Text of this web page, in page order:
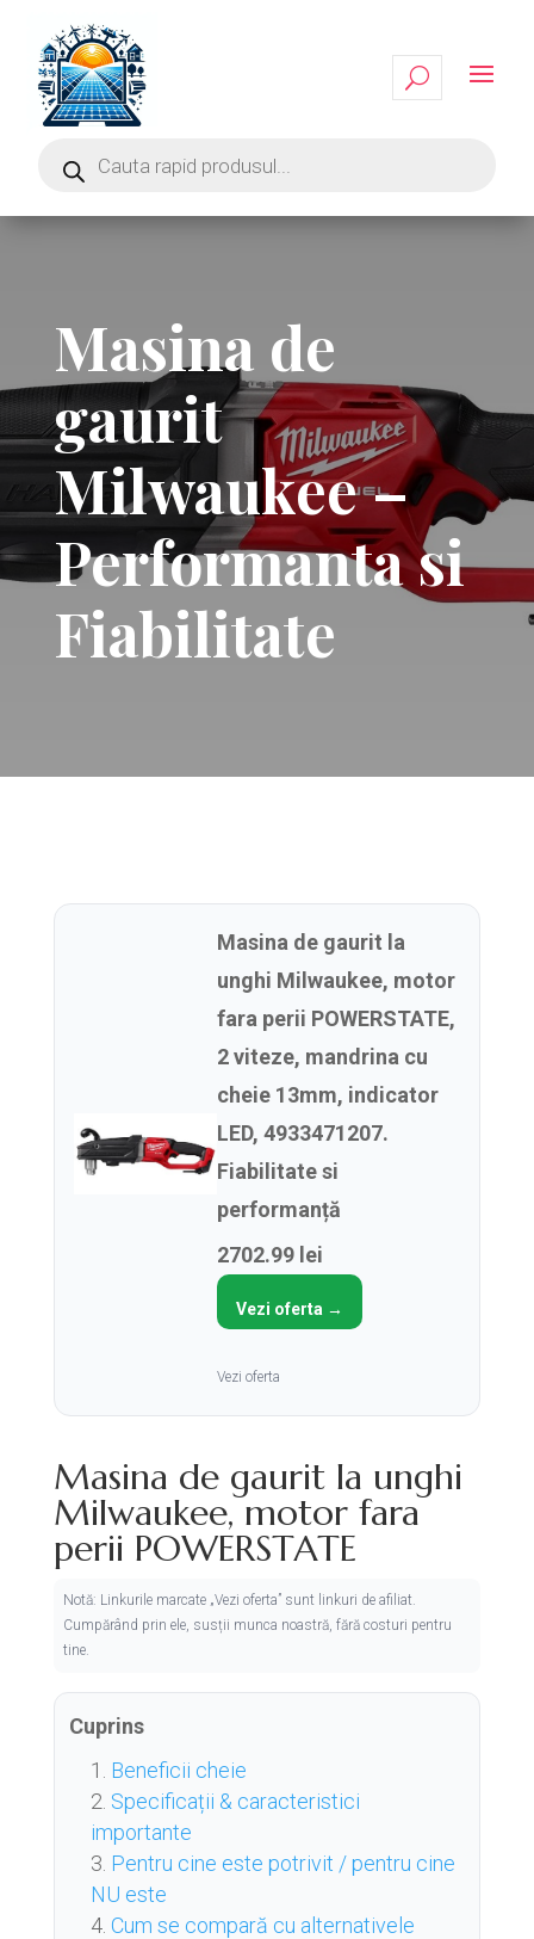
Masina de
gaurit
Milwaukee –
Performanta si
Fiabilitate
Masina de gaurit la
unghi Milwaukee, motor
fara perii POWERSTATE,
2 viteze, mandrina cu
cheie 13mm, indicator
LED, 4933471207.
Fiabilitate si
performanță
2702.99 lei
Vezi oferta →
Vezi oferta
Masina de gaurit la unghi
Milwaukee, motor fara
perii POWERSTATE
Notă: Linkurile marcate „Vezi oferta” sunt linkuri de afiliat.
Cumpărând prin ele, susții munca noastră, fără costuri pentru
tine.
Cuprins
Beneficii cheie
Specificații & caracteristici
importante
Pentru cine este potrivit / pentru cine
NU este
Cum se compară cu alternativele